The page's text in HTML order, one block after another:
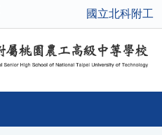
國立北科附工